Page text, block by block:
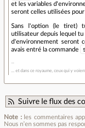
et les variables
seront celles utilisées
Sans l'option (le tiret)
utilisateur depuis lequel tu
d'environnement seront
avais entré la commande
… et dans ce royaume, ceux qui y
Suivre le flux des
Note :les commentaires
Nous n’en sommes pas